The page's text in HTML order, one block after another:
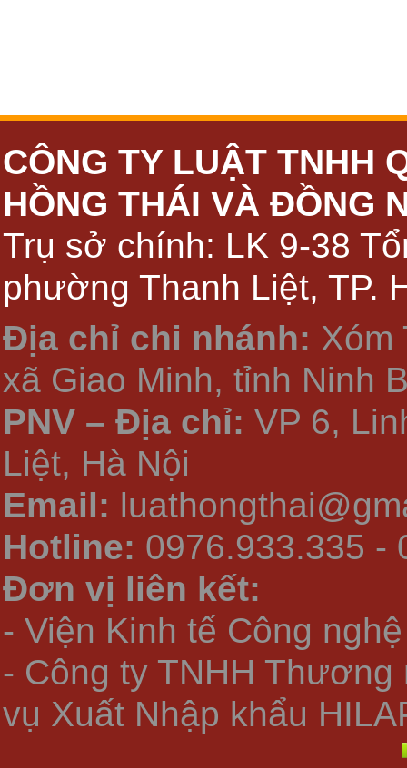
CÔNG TY LUẬT TNHH
HỒNG THÁI VÀ ĐỒNG
Trụ sở chính: LK 9-38
phường Thanh Liệt, TP.
Địa chỉ chi nhánh: Xóm
xã Giao Minh, tỉnh Ninh
PNV – Địa chỉ: VP 6,
Liệt, Hà Nội
Email:
Hotline: 0976.933.335 -
Đơn vị liên kết:
- Viện Kinh tế Công
- Công ty TNHH Thương
vụ Xuất Nhập khẩu